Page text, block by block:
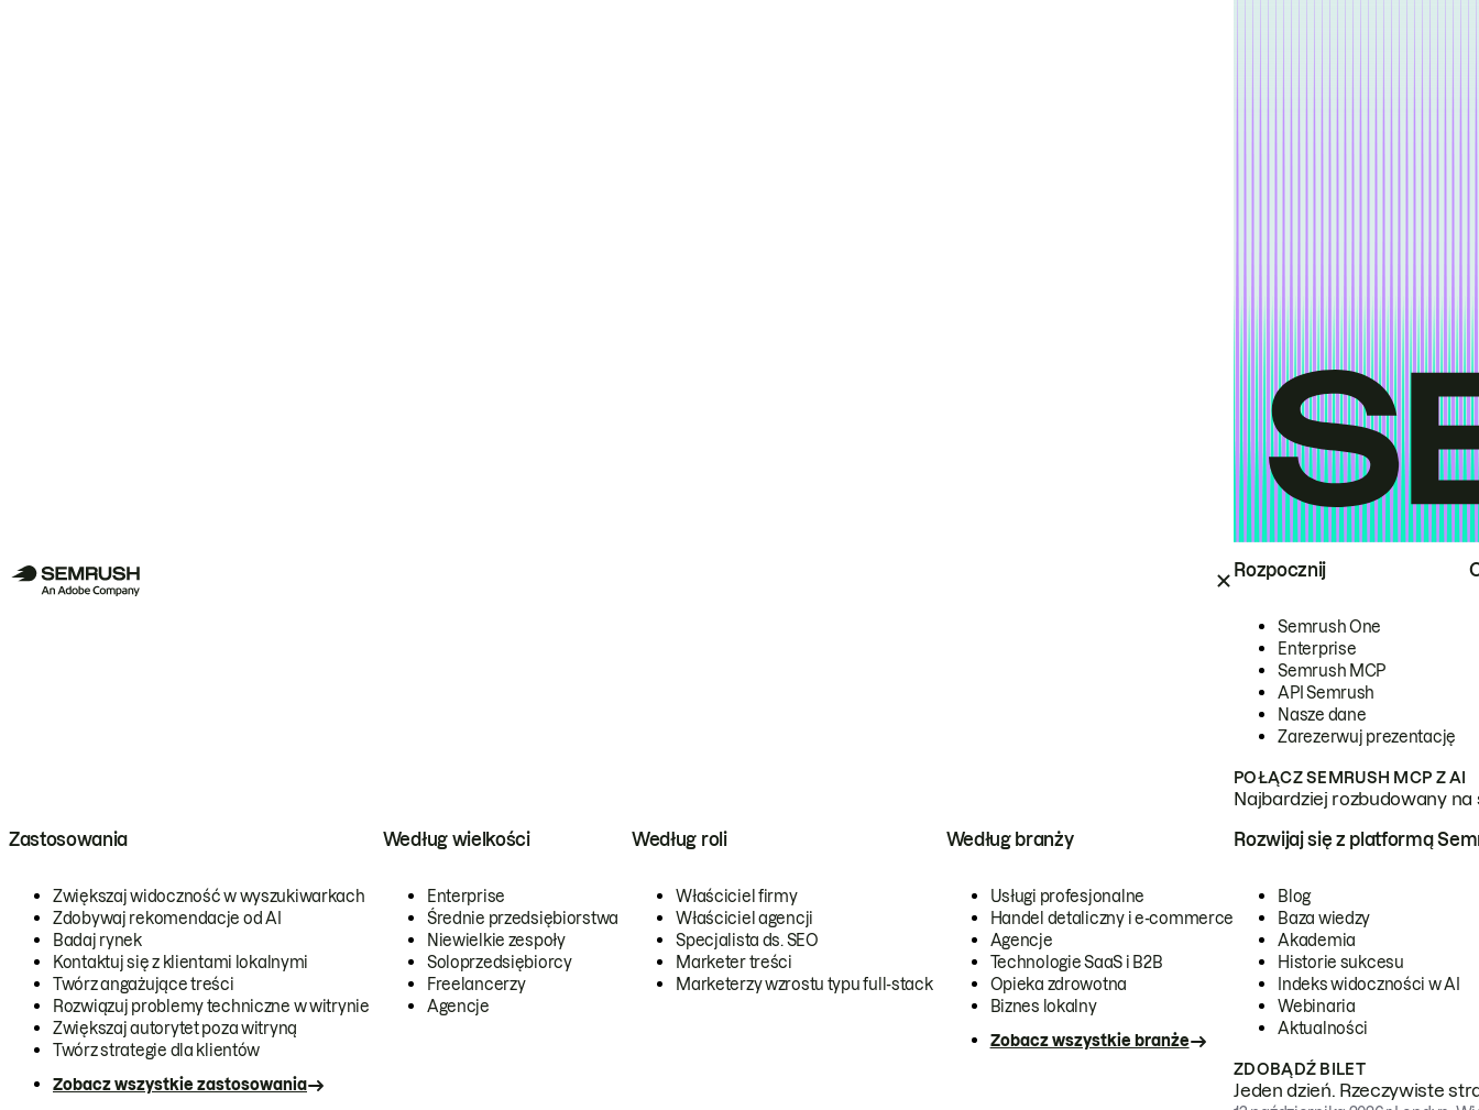
Rozpocznij
Semrush One
Enterprise
Semrush MCP
API Semrush
Nasze dane
Zarezerwuj prezentację
POŁĄCZ SEMRUSH MCP Z AI
Najbardziej rozbudowany
Zastosowania
Zwiększaj widoczność w wyszukiwarkach
Zdobywaj rekomendacje od AI
Badaj rynek
Kontaktuj się z klientami lokalnymi
Twórz angażujące treści
Rozwiązuj problemy techniczne w witrynie
Zwiększaj autorytet poza witryną
Twórz strategie dla klientów
Zobacz wszystkie zastosowania
Według wielkości
Enterprise
Średnie przedsiębiorstwa
Niewielkie zespoły
Soloprzedsiębiorcy
Freelancerzy
Agencje
Według roli
Właściciel firmy
Właściciel agencji
Specjalista ds. SEO
Marketer treści
Marketerzy wzrostu typu full-stack
Według branży
Usługi profesjonalne
Handel detaliczny i e-commerce
Agencje
Technologie SaaS i B2B
Opieka zdrowotna
Biznes lokalny
Zobacz wszystkie branże
Rozwijaj się z platformą
Blog
Baza wiedzy
Akademia
Historie sukcesu
Indeks widoczności w AI
Webinaria
Aktualności
ZDOBĄDŹ BILET
Jeden dzień. Rzeczywiste